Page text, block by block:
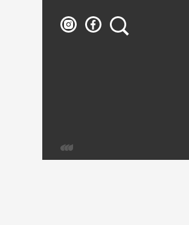
Ludwig
Múzeum
Ludwig
Múzeum
Keresés
Weboldalunkat
az